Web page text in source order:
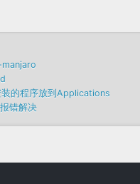
的程序放到Applications
错解决